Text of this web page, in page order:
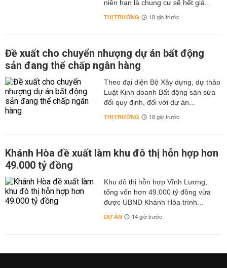
niên hạn là chung cư sẽ hết giá...
THỊ TRƯỜNG 18 giờ trước
Đề xuất cho chuyển nhượng dự án bất động
sản đang thế chấp ngân hàng
Theo đại diện Bộ Xây dựng, dự thảo
Luật Kinh doanh Bất động sản sửa
đổi quy định, đối với dự án...
THỊ TRƯỜNG 18 giờ trước
Khánh Hòa đề xuất làm khu đô thị hỗn hợp hơn
49.000 tỷ đồng
Khu đô thị hỗn hợp Vĩnh Lương,
tổng vốn hơn 49.000 tỷ đồng vừa
được UBND Khánh Hòa trình...
DỰ ÁN 14 giờ trước